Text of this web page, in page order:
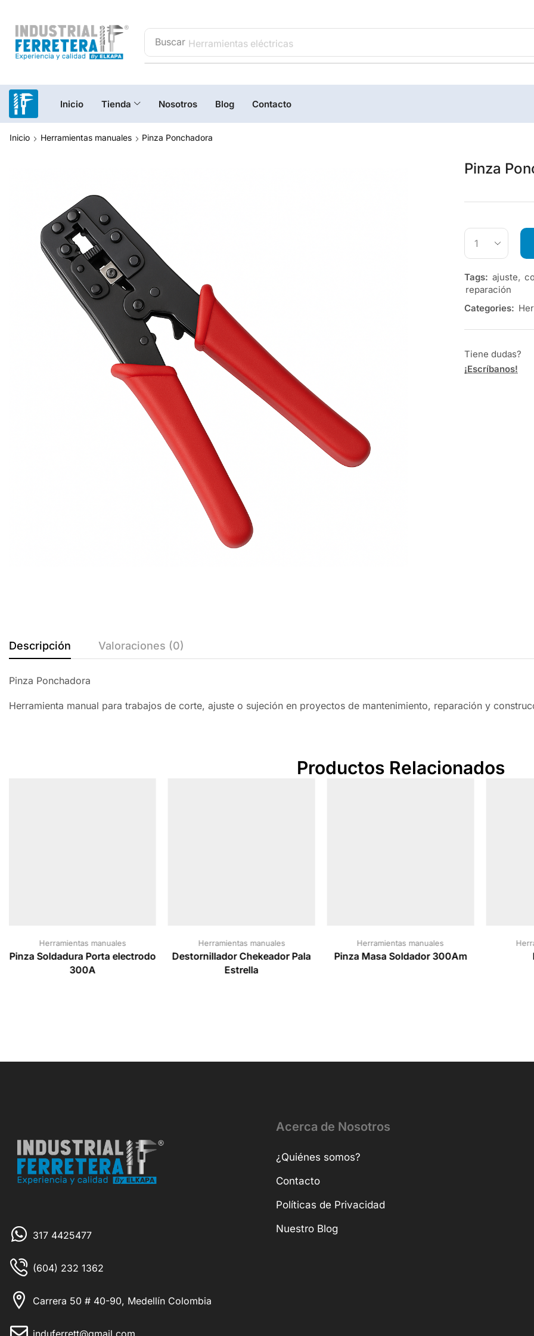
Buscar Herramientas eléctricas
Inicio Tienda Nosotros Blog Contacto
Inicio Herramientas manuales Pinza Ponchadora
Pinza
Tags: ajuste,
reparación
Categories:
Tiene dudas?
¡Escríbanos!
Descripción Valoraciones (0)
Pinza Ponchadora
Herramienta manual para trabajos de corte, ajuste o sujeción en proyectos de mantenimiento, reparación y
Productos Relacionados
Herramientas manuales
Pinza Soldadura Porta electrodo
300A
Herramientas manuales
Destornillador Chekeador Pala
Estrella
Herramientas manuales
Pinza Masa Soldador 300Am
317 4425477
(604) 232 1362
Carrera 50 # 40-90, Medellín Colombia
induferrett@gmail.com
Acerca de Nosotros
¿Quiénes somos?
Contacto
Políticas de Privacidad
Nuestro Blog